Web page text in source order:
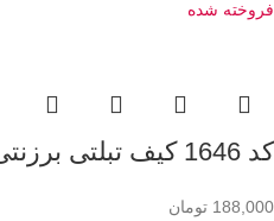
فروخته شده
کد 1646 کیف تبلتی برزنتی کتپیلار
188,000 تومان